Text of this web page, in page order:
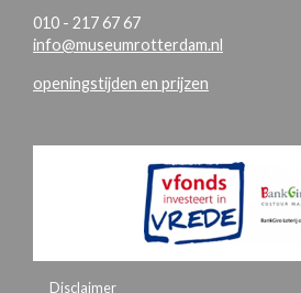
010 - 217 67 67
info@museumrotterdam.nl
openingstijden en prijzen
Disclaimer